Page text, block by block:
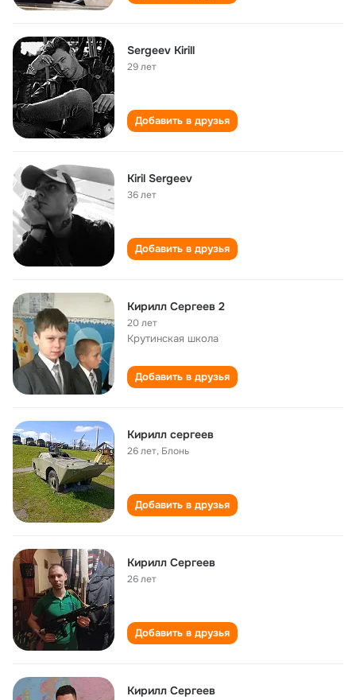
Sergeev Kirill
29 лет
Добавить в друзья
Kiril Sergeev
36 лет
Добавить в друзья
Кирилл Сергеев 2
20 лет
Крутинская школа
Добавить в друзья
Кирилл сергеев
26 лет, Блонь
Добавить в друзья
Кирилл Сергеев
26 лет
Добавить в друзья
Кирилл Сергеев